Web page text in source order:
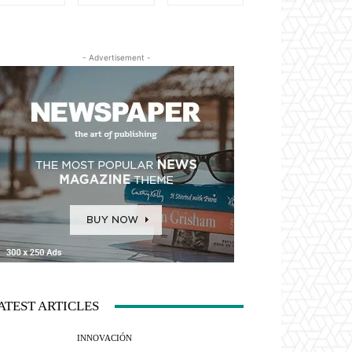
- Advertisement -
ARTICLES
INNOVACIÓN